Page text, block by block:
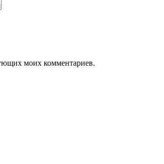
моих комментариев.